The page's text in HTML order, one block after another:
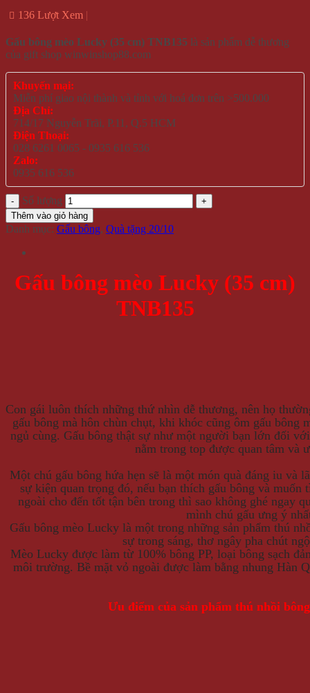
136 Lượt Xem
Gấu bông mèo Lucky (35 cm) TNB135 là sản phẩm dễ thương
của gift shop winwinshop88.com
Khuyến mại:
Miễn phí giao nội thành và tỉnh với hoá đơn trên >500.000
Địa Chỉ:
714/17 Nguyễn Trãi, P.11, Q.5 HCM
Điện Thoại:
028 6261 0065 - 0935 616 536
Zalo:
0935 616 536
Số lượng
Thêm vào giỏ hàng
Danh mục: Gấu bông, Quà tặng 20/10
Gấu bông mèo Lucky (35 cm)
TNB135
Con gái luôn thích những thứ nhìn dễ thương, nên họ
gấu bông mà hôn chùn chụt, khi khóc cũng ôm gấu bông
ngủ cùng. Gấu bông thật sự như một người bạn lớn đối
nằm trong top được quan tâm và
Một chú gấu bông hứa hẹn sẽ là một món quà đáng iu và
sự kiện quan trọng đó, nếu bạn thích gấu bông và muốn
ngoài cho đến tốt tận bên trong thì sao không ghé ngay
mình chú gấu ưng ý
Gấu bông mèo Lucky là một trong những sản phẩm thú
sự trong sáng, thơ ngây pha chút
Mèo Lucky được làm từ 100% bông PP, loại bông sạch
môi trường. Bề mặt vỏ ngoài được làm bằng nhung Hàn
Ưu điểm của sản phẩm thú nhồi